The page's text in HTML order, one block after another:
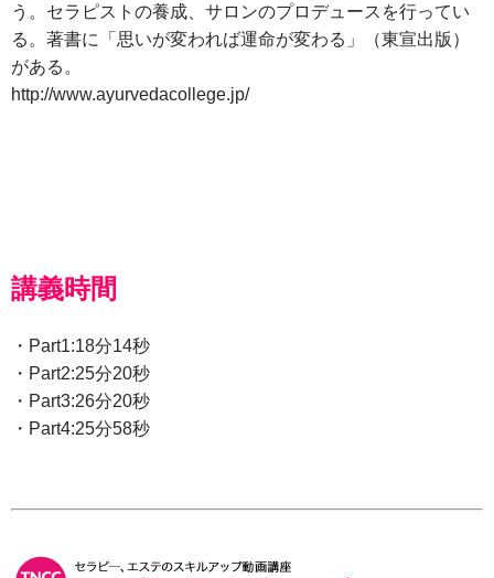
う。セラピストの養成、サロンのプロデュースを行ってい
る。著書に「思いが変われば運命が変わる」（東宣出版）
がある。
http://www.ayurvedacollege.jp/
講義時間
・Part1:18分14秒
・Part2:25分20秒
・Part3:26分20秒
・Part4:25分58秒